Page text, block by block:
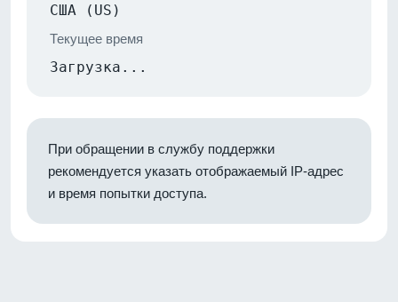
США (US)
Текущее время
Загрузка...
При обращении в службу поддержки
рекомендуется указать отображаемый IP-адрес
и время попытки доступа.